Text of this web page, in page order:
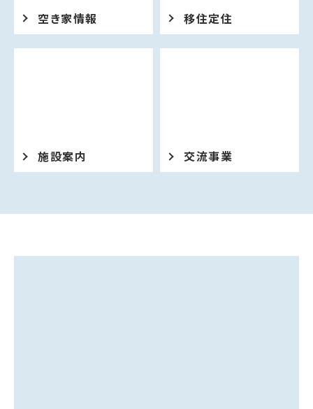
議会の日程を追加しました
空き家情報 移住定住
施設案内 交流事業